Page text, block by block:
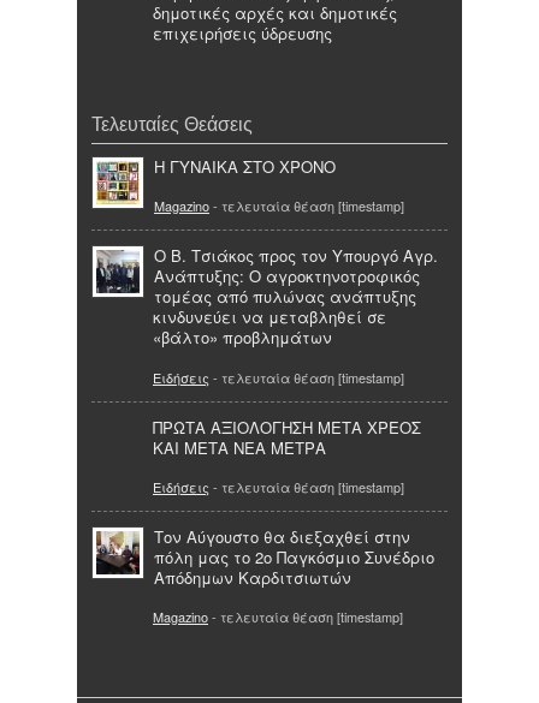
δημοτικές αρχές και δημοτικές
επιχειρήσεις ύδρευσης
Τελευταίες Θεάσεις
Η ΓΥΝΑΙΚΑ ΣΤΟ ΧΡΟΝΟ
Magazino- τελευταία θέαση [timestamp]
Ο Β. Τσιάκος προς τον Υπουργό Αγρ.
Ανάπτυξης: Ο αγροκτηνοτροφικός
τομέας από πυλώνας ανάπτυξης
κινδυνεύει να μεταβληθεί σε
«βάλτο» προβλημάτων
Ειδήσεις - τελευταία θέαση [timestamp]
ΠΡΩΤΑ ΑΞΙΟΛΟΓΗΣΗ ΜΕΤΑ ΧΡΕΟΣ
ΚΑΙ ΜΕΤΑ ΝΕΑ ΜΕΤΡΑ
Ειδήσεις - τελευταία θέαση [timestamp]
Τον Αύγουστο θα διεξαχθεί στην
πόλη μας το 2ο Παγκόσμιο Συνέδριο
Απόδημων Καρδιτσιωτών
Magazino- τελευταία θέαση [timestamp]